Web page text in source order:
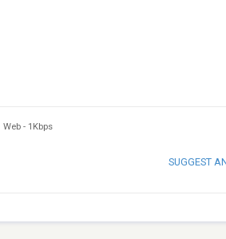
Web - 1Kbps
SUGGEST